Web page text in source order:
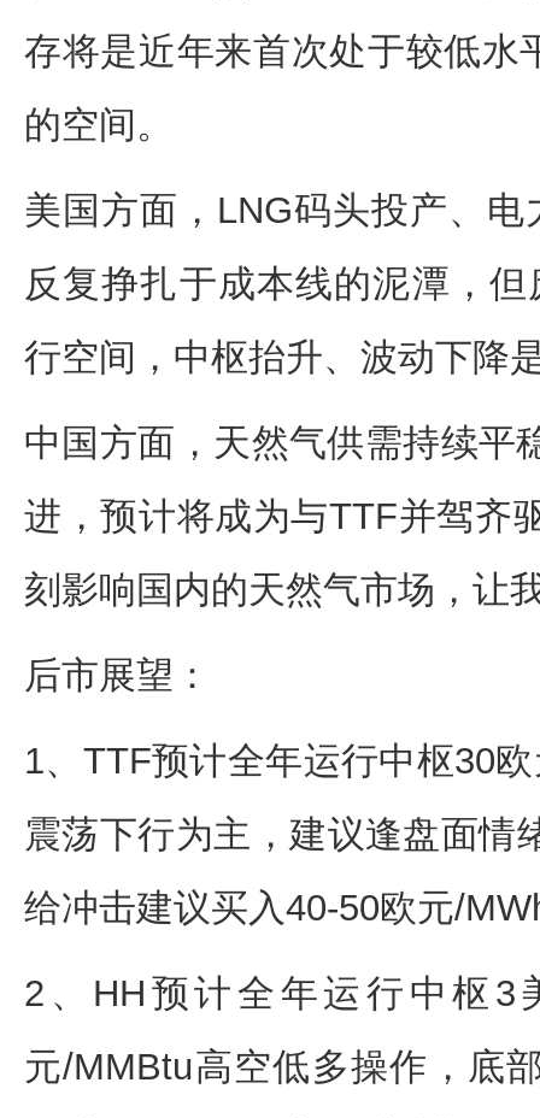
存将是近年来首次处于较低水
的空间。
美国方面，LNG码头投产、
反复挣扎于成本线的泥潭，
行空间，中枢抬升、波动下降
中国方面，天然气供需持续平
进，预计将成为与TTF并驾齐
刻影响国内的天然气市场，让
后市展望：
1、TTF预计全年运行中枢30
震荡下行为主，建议逢盘面情
给冲击建议买入40-50欧元/
2、HH预计全年运行中枢3
元/MMBtu高空低多操作，底